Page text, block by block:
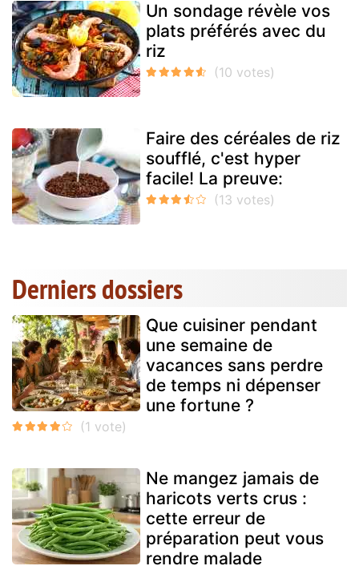
Un sondage révèle vos
plats préférés avec du
riz
Faire des céréales de riz
soufflé, c'est hyper
facile! La preuve:
Derniers dossiers
Que cuisiner pendant
une semaine de
vacances sans perdre
de temps ni dépenser
une fortune ?
Ne mangez jamais de
haricots verts crus :
cette erreur de
préparation peut vous
rendre malade